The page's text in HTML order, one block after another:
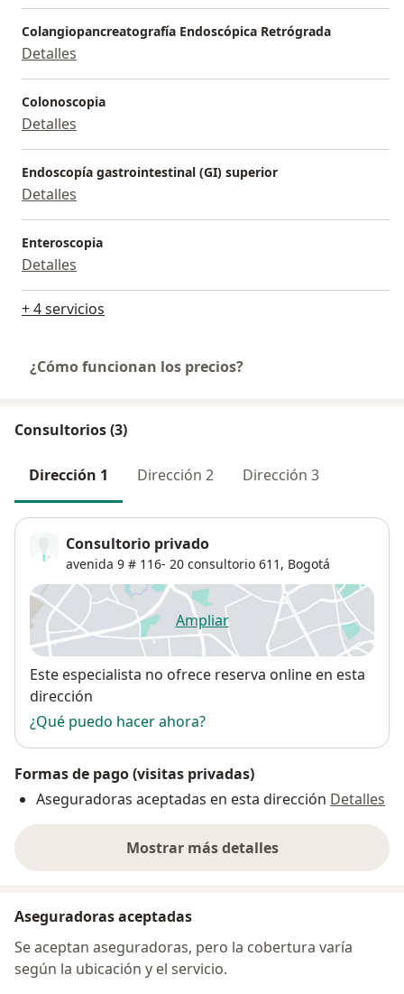
Colangiopancreatografía Endoscópica Retrógrada
Detalles
Colonoscopia
Detalles
Endoscopía gastrointestinal (GI) superior
Detalles
Enteroscopia
Detalles
+ 4 servicios
¿Cómo funcionan los precios?
Consultorios (3)
Dirección 1 Dirección 2 Dirección 3
Consultorio privado
avenida 9 # 116- 20 consultorio 611, Bogotá
Ampliarse abre en una nueva
Disponibilidad
Este especialista no ofrece reserva online en esta
dirección
¿Qué puedo hacer ahora?
Formas de pago (visitas privadas)
Aseguradoras aceptadas en esta dirección Detalles
Mostrar más detalles
sobre la dirección
Aseguradoras aceptadas
Se aceptan aseguradoras, pero la cobertura varía
según la ubicación y el servicio.